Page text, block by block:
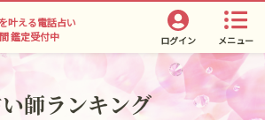
メニュー
叶える電話占い
鑑定受付中
ログイン
師ランキング